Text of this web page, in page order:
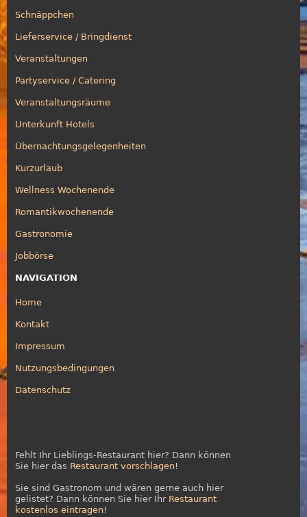
Schnäppchen
Lieferservice / Bringdienst
Veranstaltungen
Partyservice / Catering
Veranstaltungsräume
Unterkunft Hotels
Übernachtungsgelegenheiten
Kurzurlaub
Wellness Wochenende
Romantikwochenende
Gastronomie
Jobbörse
NAVIGATION
Home
Kontakt
Impressum
Nutzungsbedingungen
Datenschutz
Fehlt Ihr Lieblings-Restaurant hier? Dann können
Sie hier das Restaurant vorschlagen!
Sie sind Gastronom und wären gerne auch hier
gelistet? Dann können Sie hier Ihr Restaurant
kostenlos eintragen!